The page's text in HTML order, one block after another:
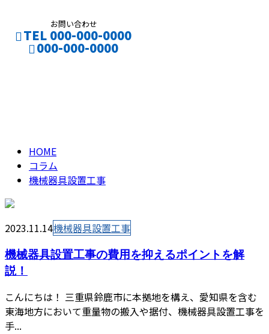
お問い合わせ
TEL 000-000-0000
000-000-0000
HOME
コラム
機械器具設置工事
2023.11.14機械器具設置工事
機械器具設置工事の費用を抑えるポイントを解
説！
こんにちは！ 三重県鈴鹿市に本拠地を構え、愛知県を含む
東海地方において重量物の搬入や据付、機械器具設置工事を
手...